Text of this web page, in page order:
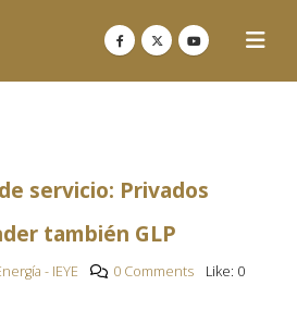
servicio: Privados
también GLP
- IEYE 0 Comments Like: 0